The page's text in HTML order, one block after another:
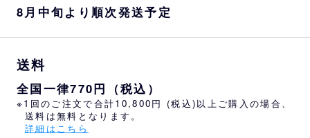
8月中旬より順次発送予定
送料
全国一律770円（税込）
※1回のご注文で合計10,800円 (税込)以上ご購入の場合、
送料は無料となります。
詳細はこちら